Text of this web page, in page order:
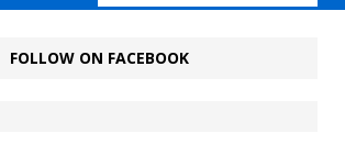
FOLLOW ON FACEBOOK